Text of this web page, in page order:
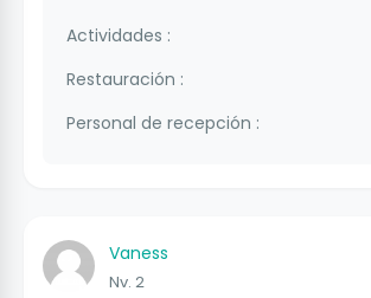
Actividades :
Restauración :
Personal de recepción :
Vaness
Nv. 2